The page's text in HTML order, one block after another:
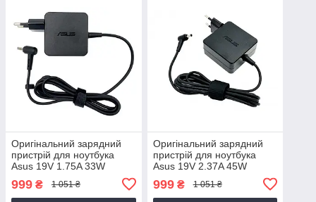
Оригінальний зарядний
пристрій для ноутбука
Asus 19V 1.75A 33W
999 ₴ 1 051 ₴
Оригінальний зарядний
пристрій для ноутбука
Asus 19V 2.37A 45W
4.0*1.35 Boxy (ADP-45BW
B)
999₴ 1 051 ₴